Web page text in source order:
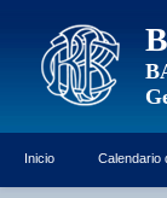
Inicio Calendario